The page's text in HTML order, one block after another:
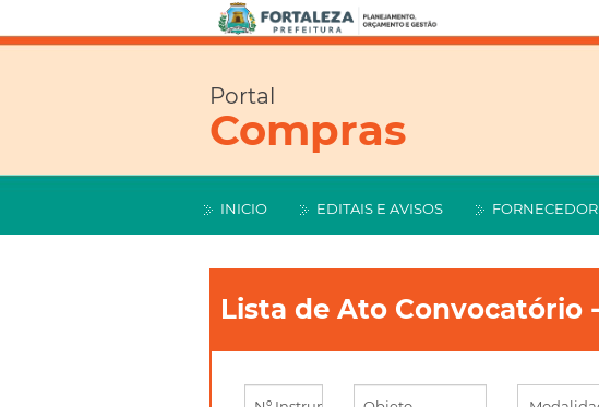
Portal
Compras
INICIO EDITAIS E AVISOS FORNECEDOR
Lista de Ato Convocatório